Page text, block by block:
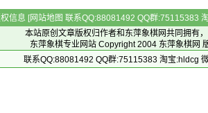
信息 [网站地图 联系QQ:88081492 QQ群:75115383
本站原创文章版权归作者和 东萍象棋网共同拥有
东萍象棋专业网站 Copyright 2004 东萍象棋网
联系QQ:88081492 QQ群:75115383 淘宝:hldcg